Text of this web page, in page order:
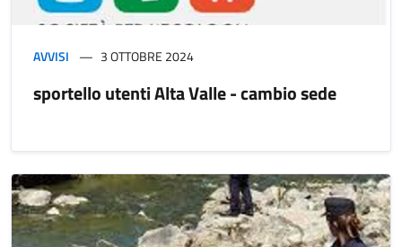
AVVISI 3 OTTOBRE 2024
sportello utenti Alta Valle - cambio sede